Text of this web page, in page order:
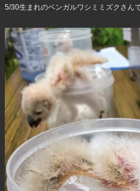
5/30生まれのベンガルワシミミズクさんで